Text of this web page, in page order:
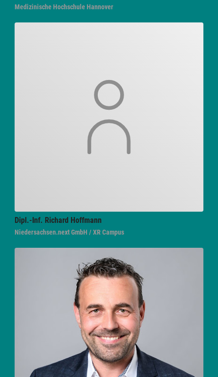
Medizinische Hochschule Hannover
Dipl.-Inf. Richard Hoffmann
Niedersachsen.next GmbH / XR Campus